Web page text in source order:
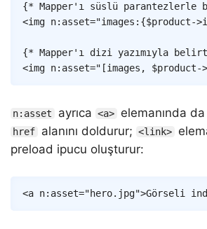
{* Mapper'ı süslü
<img n:asset="images : {$product->
{* Mapper'ı dizi yazımıyla
<img n:asset=" [images , $product->
n:asset ayrıca <a> elemanında da
href alanını doldurur; <link>
preload ipucu oluşturur:
<a n:asset="hero. jpg">Görseli